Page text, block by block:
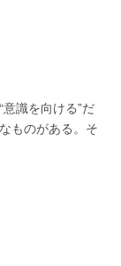
識を向ける”だ
ものがある。そ